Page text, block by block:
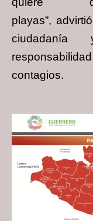
playas”,
contagios.